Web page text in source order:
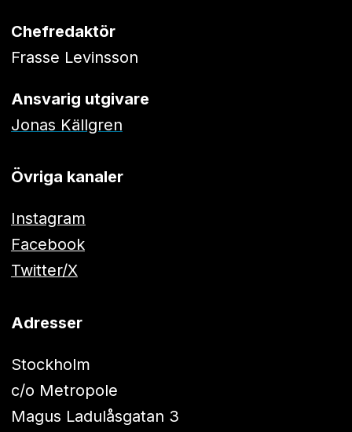
Chefredaktör
Frasse Levinsson
Ansvarig utgivare
Jonas Källgren
Övriga kanaler
Instagram
Facebook
Twitter/X
Adresser
Stockholm
c/o Metropole
Magus Ladulåsgatan 3